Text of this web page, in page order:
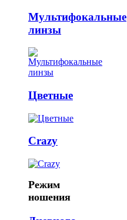
Мультифокальные
линзы
Цветные
Crazy
Режим
ношения